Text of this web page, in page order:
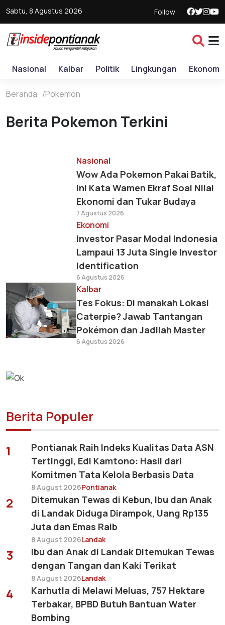
Sabtu, 8 Agustus 2026 Follow :
Nasional Kalbar Politik Lingkungan Ekonomi
Beranda Pokemon
Berita Pokemon Terkini
Nasional
Wow Ada Pokemon Pakai Batik,
Ini Kata Wamen Ekraf Soal Nilai
Ekonomi dan Tukar Budaya
7 Agustus 2026
Ekonomi
Investor Pasar Modal Indonesia
Lampaui 13 Juta Single Investor
Identification
6 Agustus 2026
Kalbar
Tes Fokus: Di manakah Lokasi
Caterpie? Jawab Tantangan
Pokémon dan Jadilah Master
6 Agustus 2026
Berita Populer
1
Pontianak Raih Indeks Kualitas Data ASN
Tertinggi, Edi Kamtono: Hasil dari
Komitmen Tata Kelola Berbasis Data
8 August 2026Pontianak
2
Ditemukan Tewas di Kebun, Ibu dan Anak
di Landak Diduga Dirampok, Uang Rp135
Juta dan Emas Raib
8 August 2026Landak
3
Ibu dan Anak di Landak Ditemukan Tewas
dengan Tangan dan Kaki Terikat
8 August 2026Landak
4
Karhutla di Melawi Meluas, 757 Hektare
Terbakar, BPBD Butuh Bantuan Water
Bombing